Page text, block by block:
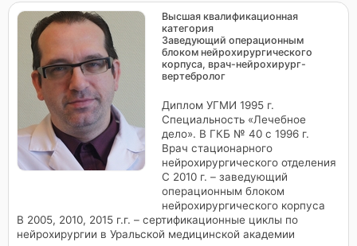
Высшая квалификационная
категория
Заведующий операционным
блоком нейрохирургического
корпуса, врач-нейрохирург-
вертебролог
Диплом УГМИ 1995 г.
Специальность «Лечебное
дело». В ГКБ № 40 с 1996 г.
Врач стационарного
нейрохирургического отделения
С 2010 г. – заведующий
операционным блоком
нейрохирургического корпуса
В 2005, 2010, 2015 г.г. – сертификационные циклы по
нейрохирургии в Уральской медицинской академии